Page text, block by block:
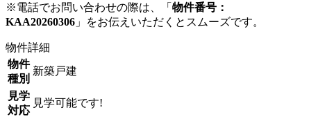
※電話でお問い合わせの際は、「 物件番号：
KAA20260306 」をお伝えいただくとスムーズです。
物件詳細
物件
種別
新築戸建
見学
対応
見学可能です!